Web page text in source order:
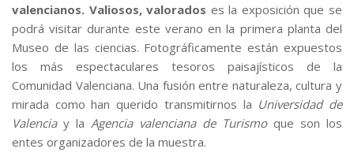
valencianos. Valiosos, valorados es la exposición que se
podrá visitar durante este verano en la primera planta del
Museo de las ciencias. Fotográficamente están expuestos
los más espectaculares tesoros paisajísticos de la
Comunidad Valenciana. Una fusión entre naturaleza, cultura y
mirada como han querido transmitirnos la Universidad de
Valenciay la Agencia valenciana de Turismoque son los
entes organizadores de la muestra.